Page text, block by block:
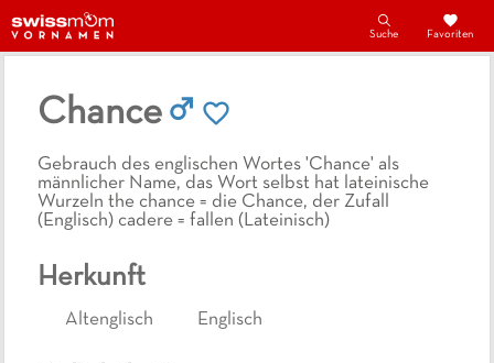
Suche Favoriten
Chance
Gebrauch des englischen Wortes 'Chance' als
männlicher Name, das Wort selbst hat lateinische
Wurzeln the chance = die Chance, der Zufall
(Englisch) cadere = fallen (Lateinisch)
Herkunft
Altenglisch Englisch